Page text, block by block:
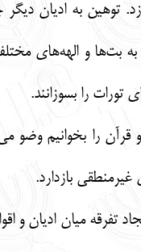
توهین به ادیان
بت‌ها و الهه‌های مختلف
تورات را بسوزانند.
قرآن را بخوانیم
غیرمنطقی بازدارد.
تفرقه میان ادیان